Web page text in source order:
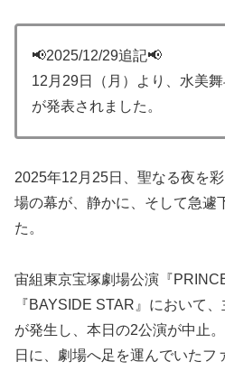
📢2025/12/29追記📢
12月29日（月）より、水美
が発表されました。
2025年12月25日、聖なる夜を
場の幕が、静かに、そして急遽
た。
宙組東京宝塚劇場公演『
『BAYSIDE STAR』において
が発生し、本日の2公演が中止
日に、劇場へ足を運んでいたフ